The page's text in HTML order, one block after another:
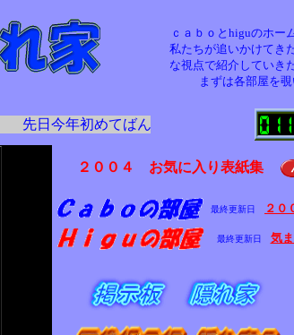
ｃａｂｏとhiguのホ
私たちが追いかけてき
な視点で紹介していき
まずは各部屋を覗
先日今年初めてばんえつ物語に乗ってき
２００４ お気に入り表紙集
最終更新日 ２０
最終更新日 気